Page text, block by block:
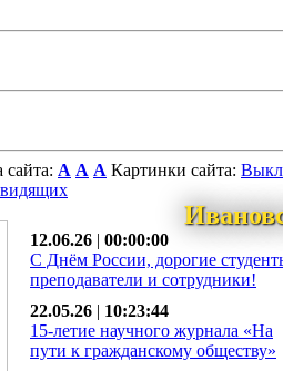
сайта: A A A Картинки сайта: Выкл
12.06.26 | 00:00:00
С Днём России, дорогие
преподаватели и сотрудники!
22.05.26 | 10:23:44
15-летие научного журнала «На
пути к гражданскому обществу»